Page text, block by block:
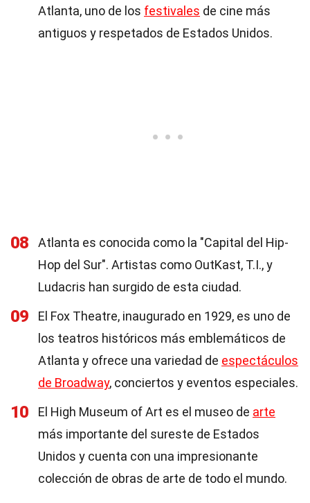
Atlanta, uno de los festivales de cine más
antiguos y respetados de Estados Unidos.
08
Atlanta es conocida como la "Capital del Hip-
Hop del Sur". Artistas como OutKast, T.I., y
Ludacris han surgido de esta ciudad.
09
El Fox Theatre, inaugurado en 1929, es uno de
los teatros históricos más emblemáticos de
Atlanta y ofrece una variedad de espectáculos
de Broadway, conciertos y eventos especiales.
10 El High Museum of Art es el museo de arte
más importante del sureste de Estados
Unidos y cuenta con una impresionante
colección de obras de arte de todo el mundo.